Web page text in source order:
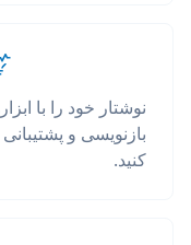
بازنویسی و
کنید.